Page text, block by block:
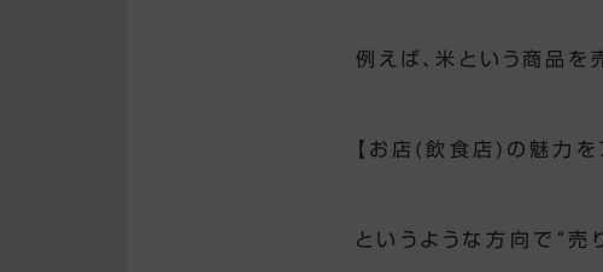
例えば、米という商品を
【お店(飲食店)の魅力を
というような方向で“売